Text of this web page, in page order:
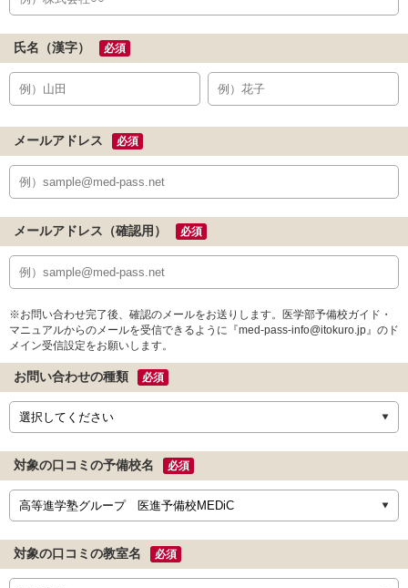
氏名（漢字） 必須
メールアドレス 必須
メールアドレス（確認用） 必須
※お問い合わせ完了後、確認のメールをお送りします。医学部予備校ガイド・
マニュアルからのメールを受信できるように『med-pass-info@itokuro.jp』のド
メイン受信設定をお願いします。
お問い合わせの種類 必須
対象の口コミの予備校名 必須
対象の口コミの教室名 必須